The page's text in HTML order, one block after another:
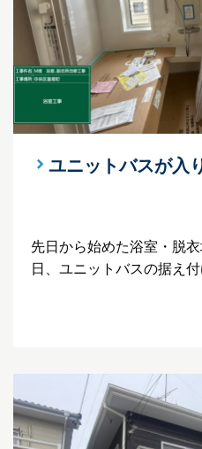
ユニットバスが入
先日から始めた浴室・脱
日、ユニットバスの据え